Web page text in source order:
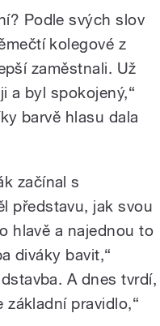
Podle svých slov
kolegové z
zaměstnali. Už
a byl spokojený,“
barvě hlasu dala
začínal s
představu, jak svou
hlavě a najednou to
diváky bavit,“
A dnes tvrdí,
základní pravidlo,“